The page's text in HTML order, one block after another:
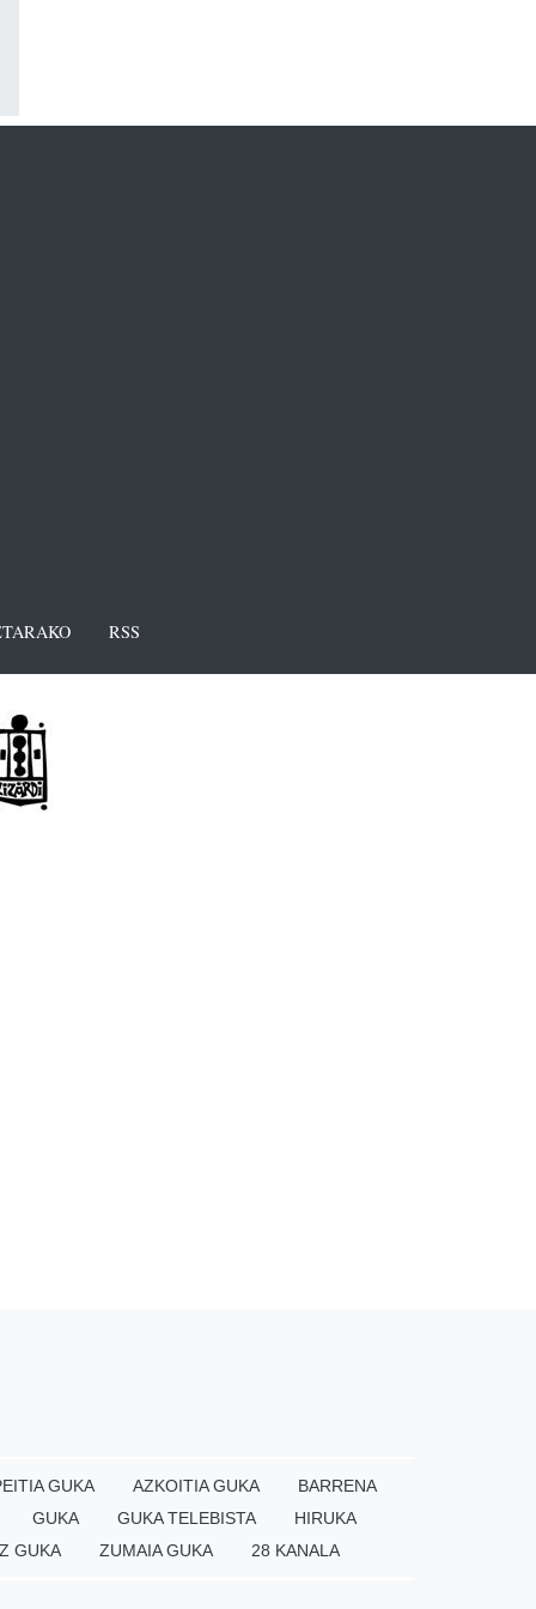
RSS
GUKA AZKOITIA GUKA
BARRENA
GUKA
GUKA TELEBISTA
HIRUKA
GUKA
ZUMAIA GUKA 28 KANALA